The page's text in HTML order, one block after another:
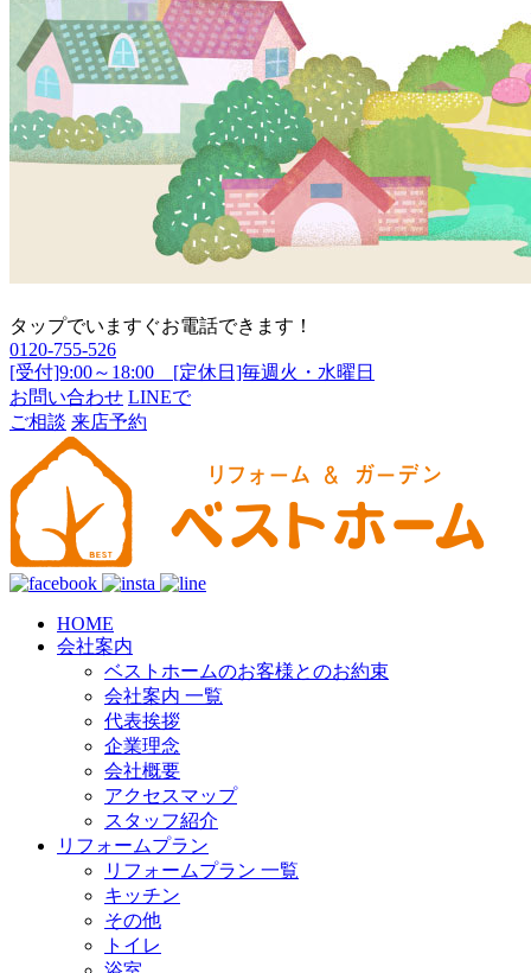
タップでいますぐお電話できます！
0120-755-526
[受付]9:00～18:00 [定休日]毎週火・水曜日
お問い合わせ LINEで
ご相談 来店予約
HOME
会社案内
ベストホームのお客様とのお約束
会社案内 一覧
代表挨拶
企業理念
会社概要
アクセスマップ
スタッフ紹介
リフォームプラン
リフォームプラン 一覧
キッチン
その他
トイレ